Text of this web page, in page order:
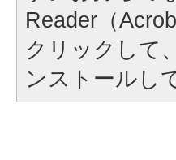
Reader（
クリックして
ンストールし